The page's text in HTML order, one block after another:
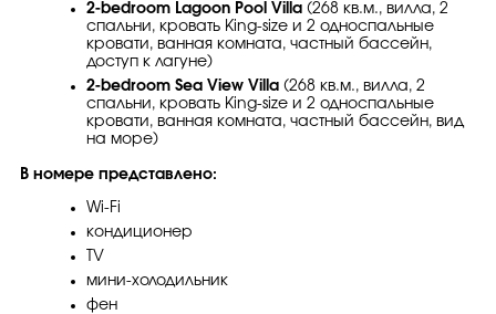
2-bedroom Lagoon Pool Villa (268 кв.м., вилла, 2
спальни, кровать King-size и 2 односпальные
кровати, ванная комната, частный бассейн,
доступ к лагуне)
2-bedroom Sea View Villa (268 кв.м., вилла, 2
спальни, кровать King-size и 2 односпальные
кровати, ванная комната, частный бассейн, вид
на море)
В номере представлено:
Wi-Fi
кондиционер
TV
мини-холодильник
фен